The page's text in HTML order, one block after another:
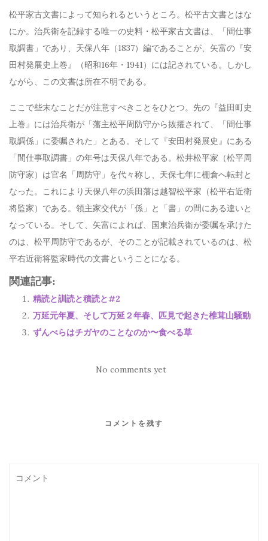
松平家古文書によって知られるというところ。松平古文書とはな
にか。治兵衛を記録する唯一の史料・松平家古文書は、「間仕事
取調書」であり、天保八年（1837）編であることが、矢富の『安
田村発展史上巻』（昭和16年・1941）には記されている。しかし
ながら、この文書は所在不明である。
ここで些末なことだが注意すべきことをひとつ。先の『益田町史
上巻』には治兵衛が「藩主松平周防守から抜擢されて、「間仕事
取調係」に委嘱された」とある。そして『安田村発展史』にある
「間仕事取調書」の年号は天保八年である。松井松平家（松平周
防守家）は官名「周防守」を代々称し、天保七年に棚倉へ転封と
なった。これにより天保八年の浜田藩は越智松平家（松平右近衛
将監家）である。領主家交代が「係」と「書」の間にある違いと
なっている。そして、矢富によれば、国東治兵衛が委嘱を承けた
のは、松平周防守であるが、そのことが記載されているのは、松
平右近衛将監家時代の文書ということになる。
関連記事:
精読と訓読と積読と#2
万延元年夏、そして万延２年春、匹見で起きた椎茸山騒動
ずんべらはチガヤのことなのか〜食べる草
No comments yet
コメントを残す